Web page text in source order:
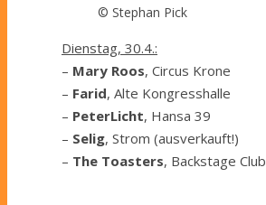
© Stephan Pick
Dienstag, 30.4.:
– Mary Roos, Circus Krone
– Farid, Alte Kongresshalle
– PeterLicht, Hansa 39
– Selig, Strom (ausverkauft!)
– The Toasters, Backstage Club